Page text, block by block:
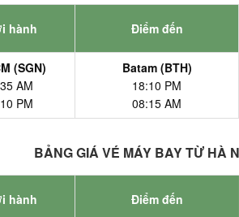
hành Điểm đến
(SGN)
AM
PM
Batam (BTH)
18:10 PM
08:15 AM
BẢNG GIÁ VÉ MÁY BAY TỪ HÀ
hành Điểm đến